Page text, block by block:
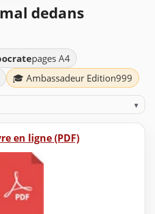
dedans
pages A4
🎓 Ambassadeur Edition999
▾
en ligne (PDF)